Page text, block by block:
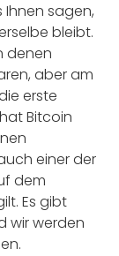
Ihnen sagen,
bleibt.
denen
aber am
erste
Bitcoin
einer der
dem
Es gibt
wir werden